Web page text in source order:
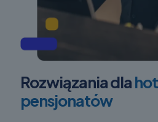
Rozwiązania dla
pensjonatów